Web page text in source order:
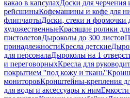
какао в капсулахДоски для черчения
рейсшиныКофемашины и кофе для
флипчартыДоски, стеки и формочки
художественныеКрасящие ролики
пистолетовДыроколы до 300 листов
принадлежностиКресла детские
для персоналаДыроколы на 1
и переговорныхКресла для
покрытием "под кожу и ткань"
мониторовКронштейны-крепления
для воды и аксессуары к ним